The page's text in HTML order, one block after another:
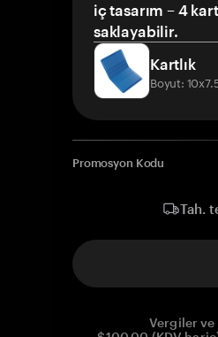
iç tasarım – 4
saklayabilir.
Kartlık
Boyut:
Promosyon Kodu
Tah.
Vergiler